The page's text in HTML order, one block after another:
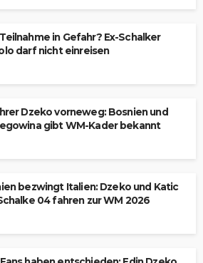
in Gefahr? Ex-Schalker
darf nicht einreisen
Dzeko vorneweg: Bosnien und
gibt WM-Kader bekannt
bezwingt Italien: Dzeko und Katic
04 fahren zur WM 2026